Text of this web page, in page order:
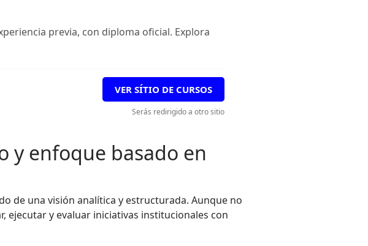
previa, con diploma oficial. Explora
VER SÍTIO DE CURSOS
Serás redirigido a otro sitio
y enfoque basado en
de una visión analítica y estructurada. Aunque no
ejecutar y evaluar iniciativas institucionales con